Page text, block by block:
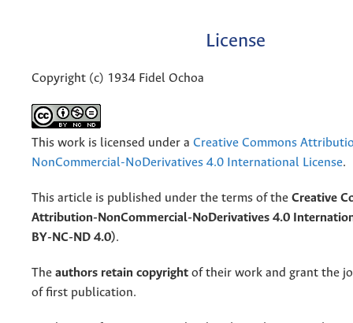
License
Copyright (c) 1934 Fidel Ochoa
This work is licensed under a Creative Commons
NonCommercial-NoDerivatives 4.0 International License.
This article is published under the terms of the Creative
Attribution-NonCommercial-NoDerivatives 4.0
BY-NC-ND 4.0).
The authors retain copyright of their work and grant the
of first publication.